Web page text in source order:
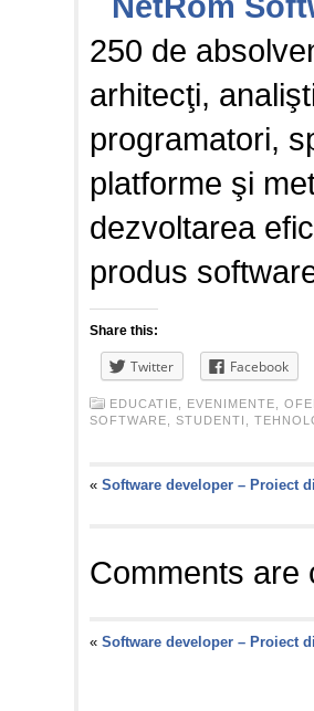
250 de
arhitecţi,
programatori,
platforme şi
dezvoltarea
produs
Share this:
Twitter Facebook
EDUCATIE EVENIMENTE
SOFTWARE
STUDENTI
« Software developer – Proiect
Comments are
« Software developer – Proiect